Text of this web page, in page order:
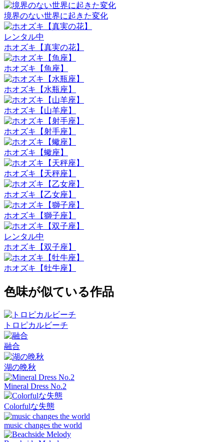
境界のない世界に起きた変化
レンタル中
ホオズキ【真実の花】
ホオズキ【魚座】
ホオズキ【水瓶座】
ホオズキ【山羊座】
ホオズキ【射手座】
ホオズキ【蠍座】
ホオズキ【天秤座】
ホオズキ【乙女座】
ホオズキ【獅子座】
レンタル中
ホオズキ【双子座】
ホオズキ【牡牛座】
色味が似ている作品
トロピカルビーチ
融合
湖の晩秋
Mineral Dress No.2
Colorfulな失態
music changes the world